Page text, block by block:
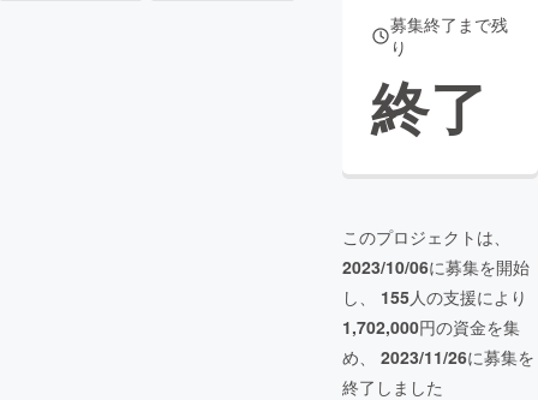
募集終了まで残
り
終了
このプロジェクトは、
2023/10/06に募集を開始
し、 155人の支援により
1,702,000円の資金を集
め、 2023/11/26に募集を
終了しました